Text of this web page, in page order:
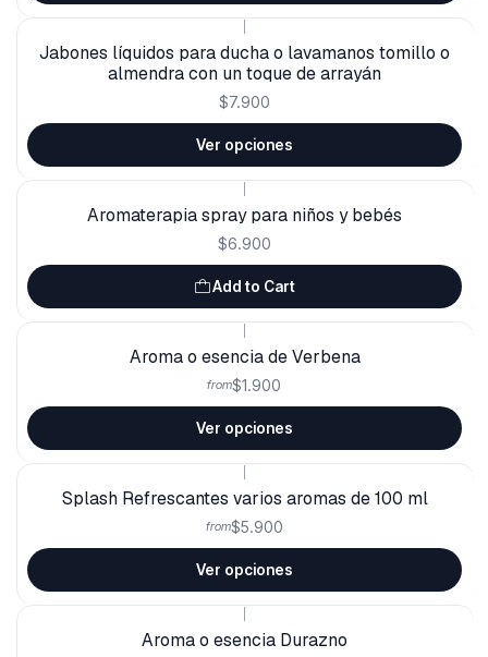
Jabones líquidos para ducha o lavamanos tomillo o
almendra con un toque de arrayán
$7.900
Ver opciones
Aromaterapia spray para niños y bebés
$6.900
Add to Cart
Aroma o esencia de Verbena
from$1.900
Ver opciones
Splash Refrescantes varios aromas de 100 ml
from$5.900
Ver opciones
Aroma o esencia Durazno